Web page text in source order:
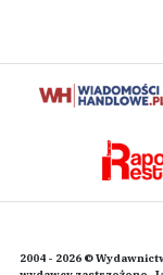
2004 - 2026 ©